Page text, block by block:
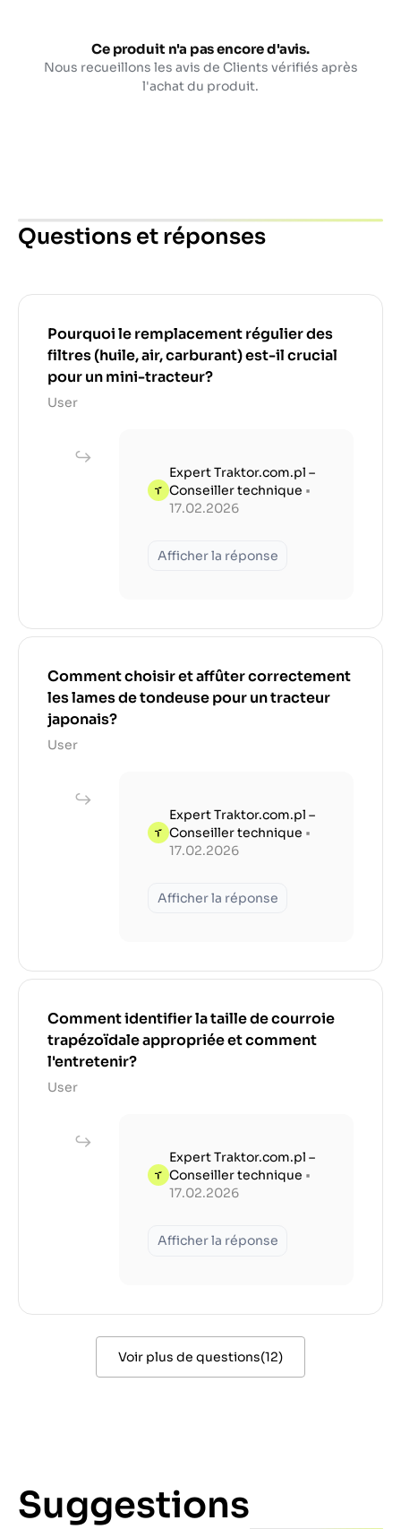
Ce produit n'a pas encore d'avis.
Nous recueillons les avis de Clients vérifiés après
l'achat du produit.
Questions et réponses
Pourquoi le remplacement régulier des
filtres (huile, air, carburant) est-il crucial
pour un mini-tracteur?
User
Expert Traktor.com.pl –
Conseiller technique •
17.02.2026
Afficher la réponse
Comment choisir et affûter correctement
les lames de tondeuse pour un tracteur
japonais?
User
Expert Traktor.com.pl –
Conseiller technique •
17.02.2026
Afficher la réponse
Comment identifier la taille de courroie
trapézoïdale appropriée et comment
l'entretenir?
User
Expert Traktor.com.pl –
Conseiller technique •
17.02.2026
Afficher la réponse
Voir plus de questions(12)
Suggestions